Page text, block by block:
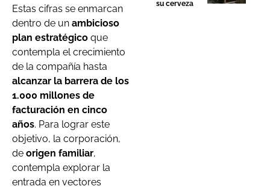
Estas cifras se enmarcan
dentro de un ambicioso
plan estratégico que
contempla el crecimiento
de la compañía hasta
alcanzar la barrera de los
1.000 millones de
facturación en cinco
años. Para lograr este
objetivo, la corporación,
de origen familiar,
contempla explorar la
entrada en vectores
su cerveza